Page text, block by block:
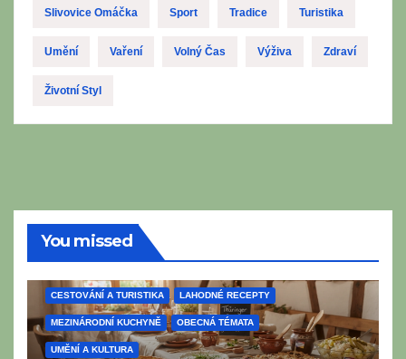
Slivovice Omáčka Sport Tradice Turistika
Umění Vaření Volný Čas Výživa Zdraví
Životní Styl
You missed
CESTOVÁNÍ A TURISTIKA LAHODNÉ RECEPTY
MEZINÁRODNÍ KUCHYNĚ OBECNÁ TÉMATA
UMĚNÍ A KULTURA